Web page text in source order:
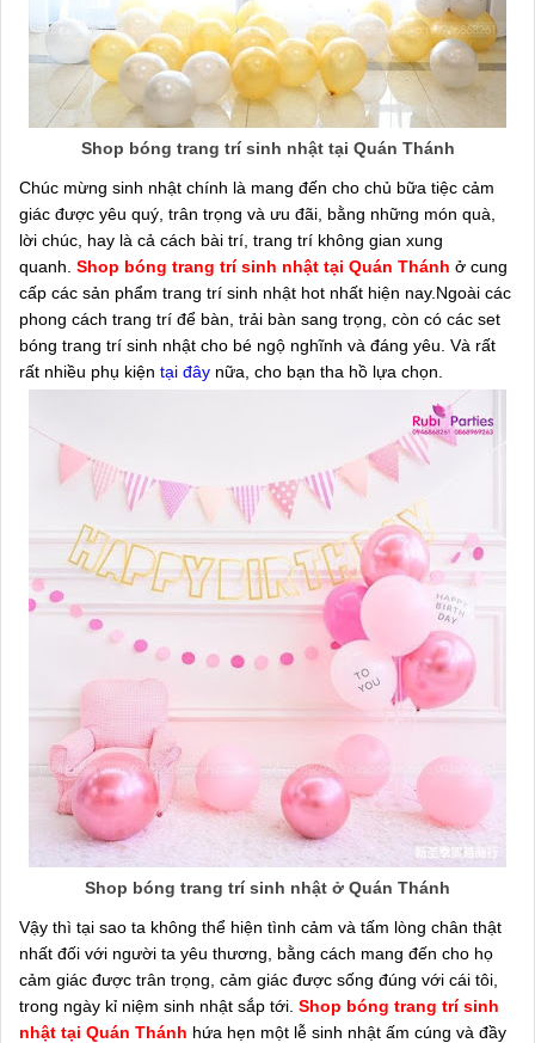
Shop bóng trang trí sinh nhật tại Quán Thánh
Chúc mừng sinh nhật chính là mang đến cho chủ bữa tiệc cảm
giác được yêu quý, trân trọng và ưu đãi, bằng những món quà,
lời chúc, hay là cả cách bài trí, trang trí không gian xung
quanh. Shop bóng trang trí sinh nhật tại Quán Thánh ở cung
cấp các sản phẩm trang trí sinh nhật hot nhất hiện nay.Ngoài các
phong cách trang trí để bàn, trải bàn sang trọng, còn có các set
bóng trang trí sinh nhật cho bé ngộ nghĩnh và đáng yêu. Và rất
rất nhiều phụ kiện tại đây nữa, cho bạn tha hồ lựa chọn.
Shop bóng trang trí sinh nhật ở Quán Thánh
Vậy thì tại sao ta không thể hiện tình cảm và tấm lòng chân thật
nhất đối với người ta yêu thương, bằng cách mang đến cho họ
cảm giác được trân trọng, cảm giác được sống đúng với cái tôi,
trong ngày kỉ niệm sinh nhật sắp tới. Shop bóng trang trí sinh
nhật tại Quán Thánh hứa hẹn một lễ sinh nhật ấm cúng và đầy